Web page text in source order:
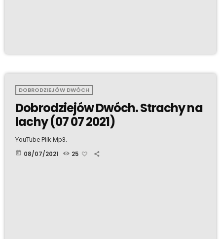
DOBRODZIEJÓW DWÓCH
Dobrodziejów Dwóch. Strachy na
lachy (07 07 2021)
YouTube Plik Mp3.
today 08/07/2021 25